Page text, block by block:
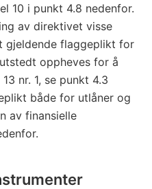
10 i punkt 4.8 nedenfor.
av direktivet visse
gjeldende flaggeplikt for
oppheves for å
nr. 1, se punkt 4.3
både for utlåner og
av finansielle